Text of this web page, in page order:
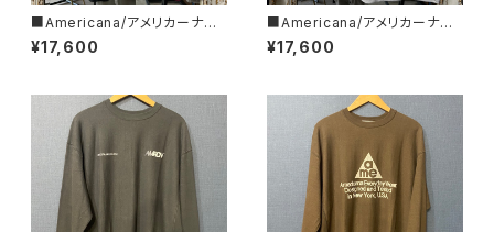
■Americana/アメリカーナ■
クロップド・ハーフZIPスウェット
■BRF-801A/2■
¥17,600
■Americana/アメリカーナ■
カットオフ・リバースウィーブ ■
BRF-802A/2■
¥17,600